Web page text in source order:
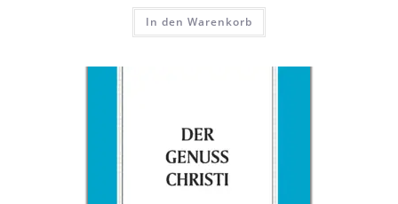
In den Warenkorb